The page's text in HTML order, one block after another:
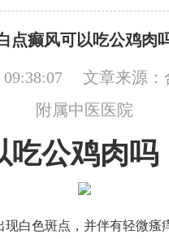
点癫风可以吃公鸡肉
09:38:07 文章来源：
附属中医医院
吃公鸡肉吗
现白色斑点，并伴有轻微瘙